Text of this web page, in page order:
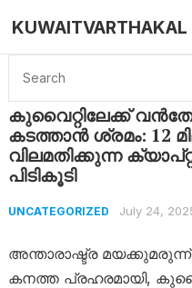
KUWAITVARTHAKAL
Home Uncategorized
കുവൈറ്റിലേക്ക്
കടത്താൻ ശ്രമം: 12
വിലമതിക്കുന്ന
പിടികൂടി
UNCATEGORIZED July 24,
അന്താരാഷ്ട്ര
കനത്ത പ്രഹരമായി,